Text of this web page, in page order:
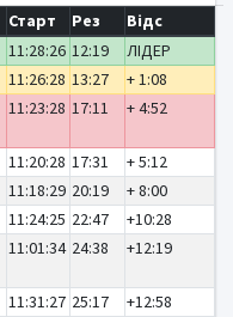
Старт Рез
Відс
11:28:26 12:19
ЛІДЕР
11:26:28 13:27
+ 1:08
11:23:28 17:11 + 4:52
11:20:28 17:31
+ 5:12
11:18:29 20:19
+ 8:00
11:24:25 22:47
+10:28
11:01:34 24:38 +12:19
11:31:27 25:17
+12:58